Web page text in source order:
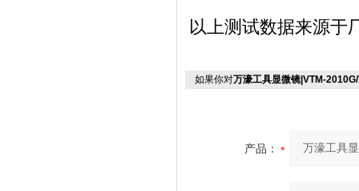
以上测试数据来源于
如果你对万濠工具显微镜|VTM-
产品：